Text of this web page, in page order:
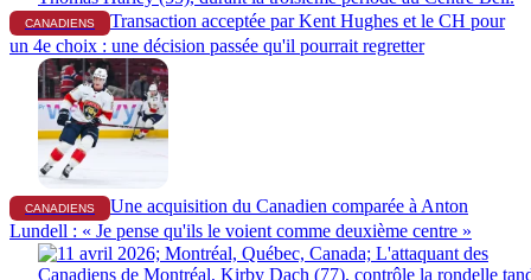
CANADIENS
Transaction acceptée par Kent Hughes et le CH pour
un 4e choix : une décision passée qu'il pourrait regretter
CANADIENS
Une acquisition du Canadien comparée à Anton
Lundell : « Je pense qu'ils le voient comme deuxième centre »